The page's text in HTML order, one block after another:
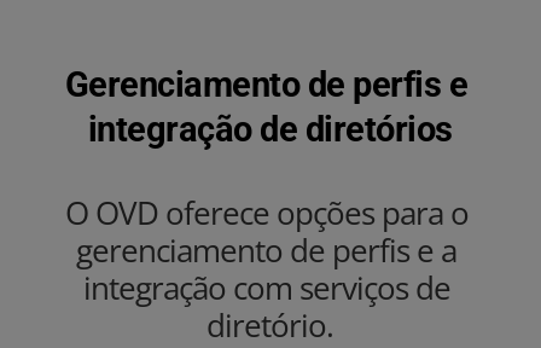
Gerenciamento de perfis e
integração de diretórios
O OVD oferece opções para o
gerenciamento de perfis e a
integração com serviços de
diretório.